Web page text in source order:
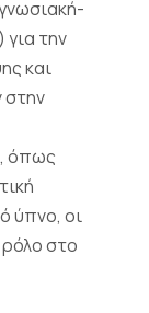
την
και
όπως
ύπνο, οι
στο